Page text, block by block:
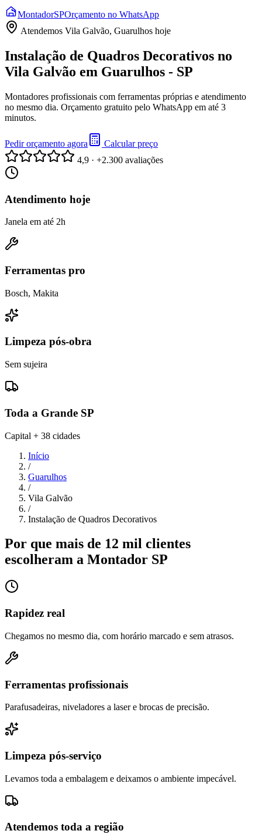
MontadorSPOrçamento no WhatsApp
Atendemos Vila Galvão, Guarulhos hoje
Instalação de Quadros Decorativos no
Vila Galvão em Guarulhos - SP
Montadores profissionais com ferramentas próprias e atendimento
no mesmo dia. Orçamento gratuito pelo WhatsApp em até 3
minutos.
Pedir orçamento agora
Calcular preço
4,9 · +2.300 avaliações
Atendimento hoje
Janela em até 2h
Ferramentas pro
Bosch, Makita
Limpeza pós-obra
Sem sujeira
Toda a Grande SP
Capital + 38 cidades
Início
/
Guarulhos
/
Vila Galvão
/
Instalação de Quadros Decorativos
Por que mais de 12 mil clientes
escolheram a Montador SP
Rapidez real
Chegamos no mesmo dia, com horário marcado e sem atrasos.
Ferramentas profissionais
Parafusadeiras, niveladores a laser e brocas de precisão.
Limpeza pós-serviço
Levamos toda a embalagem e deixamos o ambiente impecável.
Atendemos toda a região